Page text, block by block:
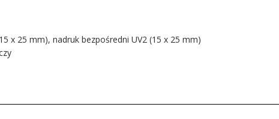
x 25 mm), nadruk bezpośredni UV2 (15 x 25 mm)